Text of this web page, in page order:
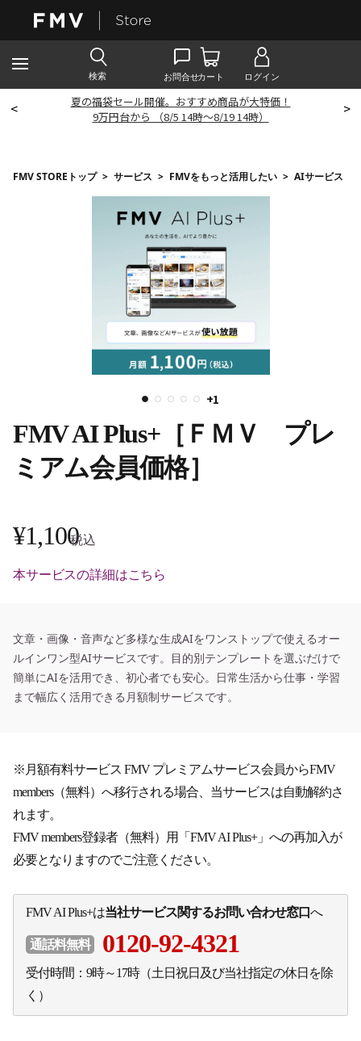
夏の福袋セール開催。おすすめ商品が大特価！
9万円台から （8/5 14時～8/19 14時）
< >
FMV STOREトップ > サービス > FMVをもっと活用したい > AIサービス
+1
FMV AI Plus+［ＦＭＶ プレ
ミアム会員価格］
¥1,100税込
本サービスの詳細はこちら
文章・画像・音声など多様な生成AIをワンストップで使えるオー
ルインワン型AIサービスです。目的別テンプレートを選ぶだけで
簡単にAIを活用でき、初心者でも安心。日常生活から仕事・学習
まで幅広く活用できる月額制サービスです。
※月額有料サービス FMV プレミアムサービス会員からFMV
members（無料）へ移行される場合、当サービスは自動解約さ
れます。
FMV members登録者（無料）用「FMV AI Plus+」への再加入が
必要となりますのでご注意ください。
FMV AI Plus+は当社サービス関するお問い合わせ窓口へ
通話料無料 0120-92-4321
受付時間：9時～17時（土日祝日及び当社指定の休日を除
く）